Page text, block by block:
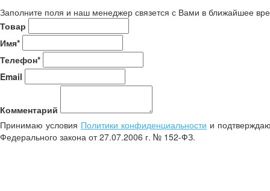
Заполните поля и наш менеджер связется с Вами в ближайшее
Товар
Имя*
Телефон*
Email
Комментарий
Принимаю условия Политики конфиденциальности и
Федерального закона от 27.07.2006 г. № 152-ФЗ.